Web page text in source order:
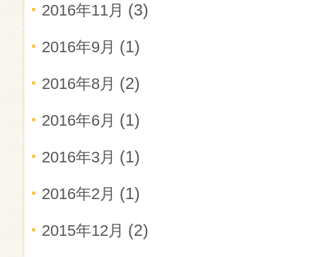
2016年11月 (3)
2016年9月 (1)
2016年8月 (2)
2016年6月 (1)
2016年3月 (1)
2016年2月 (1)
2015年12月 (2)